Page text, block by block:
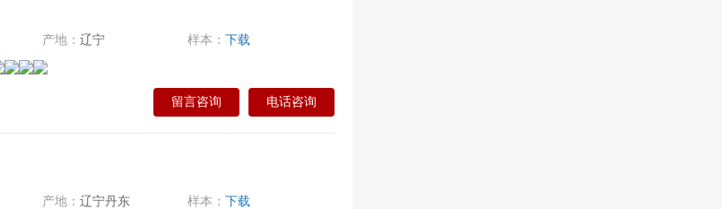
产地： 辽宁 样本： 下载
留言咨询 电话咨询
产地： 辽宁丹东 样本： 下载